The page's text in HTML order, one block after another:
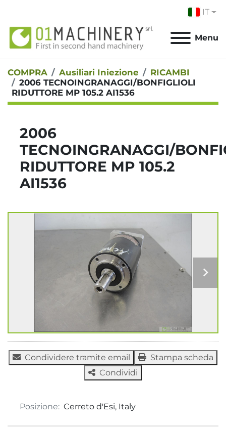
IT
Menu
COMPRA Ausiliari Iniezione
RICAMBI
2006 TECNOINGRANAGGI/BONFIGLIOLI
RIDUTTORE MP 105.2 AI1536
2006
TECNOINGRANAGGI/
RIDUTTORE MP 105.2
AI1536
Condividere tramite email
Stampa scheda
Condividi
Posizione: Cerreto d'Esi, Italy